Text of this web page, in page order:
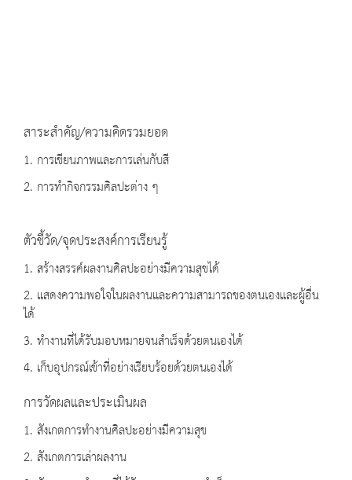
สาระสำคัญ/ความคิดรวมยอด
1. การเขียนภาพและการเล่นกับสี
2. การทำกิจกรรมศิลปะต่าง ๆ
ตัวชี้วัด/จุดประสงค์การเรียนรู้
1. สร้างสรรค์ผลงานศิลปะอย่างมีความสุขได้
2. แสดงความพอใจในผลงานและความสามารถของตนเองและผู้อื่น
ได้
3. ทำงานที่ได้รับมอบหมายจนสำเร็จด้วยตนเองได้
4. เก็บอุปกรณ์เข้าที่อย่างเรียบร้อยด้วยตนเองได้
การวัดผลและประเมินผล
1. สังเกตการทำงานศิลปะอย่างมีความสุข
2. สังเกตการเล่าผลงาน